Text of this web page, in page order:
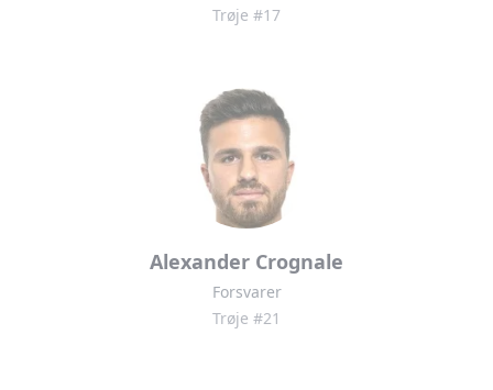
Trøje #17
Alexander Crognale
Forsvarer
Trøje #21